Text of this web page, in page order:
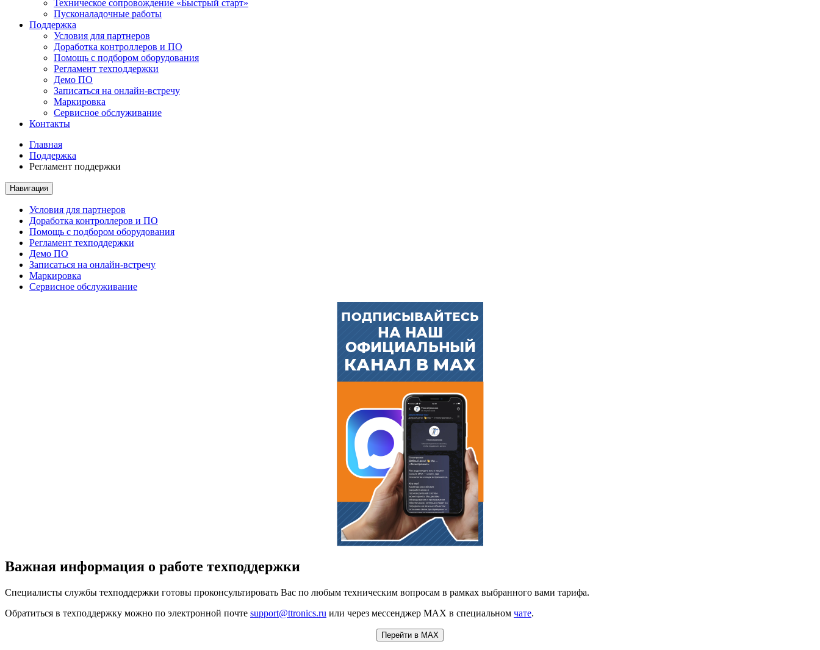
Техническое сопровождение «Быстрый старт»
Пусконаладочные работы
Поддержка
Условия для партнеров
Доработка контроллеров и ПО
Помощь с подбором оборудования
Регламент техподдержки
Демо ПО
Записаться на онлайн-встречу
Маркировка
Сервисное обслуживание
Контакты
Главная
Поддержка
Регламент поддержки
Навигация
Условия для партнеров
Доработка контроллеров и ПО
Помощь с подбором оборудования
Регламент техподдержки
Демо ПО
Записаться на онлайн-встречу
Маркировка
Сервисное обслуживание
Важная информация о работе техподдержки
Специалисты службы техподдержки готовы проконсультировать Вас по любым техническим вопросам в рамках выбранного вами тарифа.
Обратиться в техподдержку можно по электронной почте support@ttronics.ru или через мессенджер МАХ в специальном чате.
Перейти в МАХ